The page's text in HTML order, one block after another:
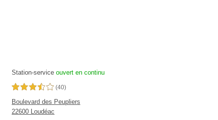
Station-service ouvert en continu
3,5 étoiles sur 5 (40)
Boulevard des Peupliers
22600 Loudéac